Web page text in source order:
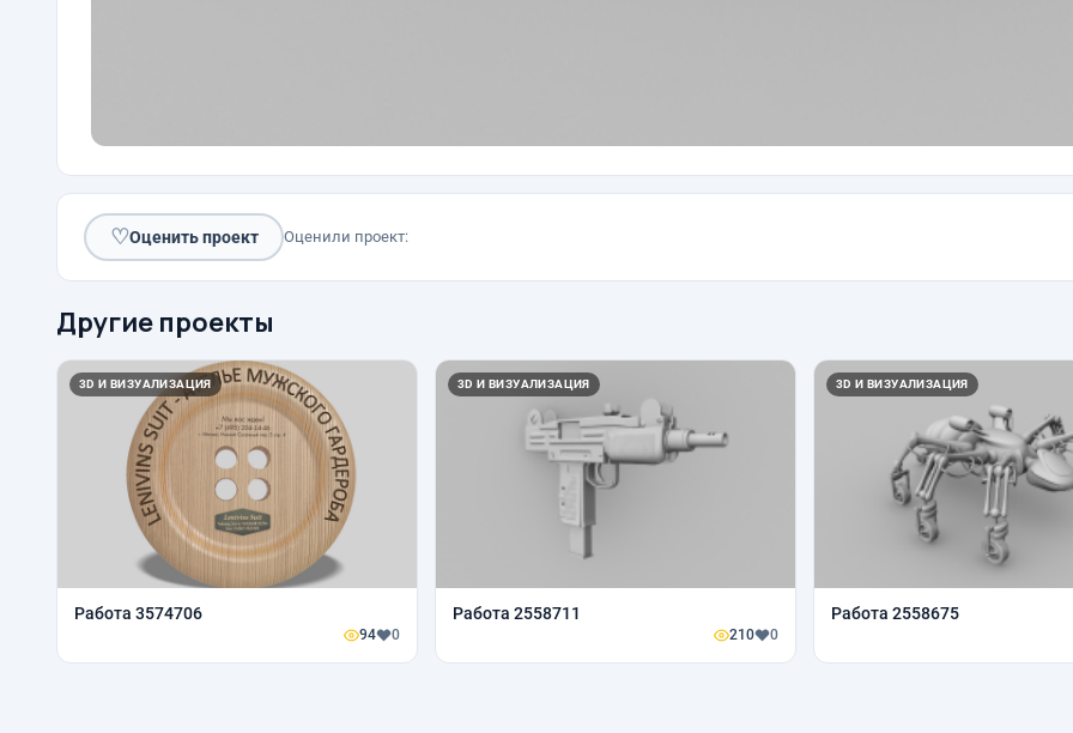
♡Оценить проект Оценили проект:
Другие проекты
3D И ВИЗУАЛИЗАЦИЯ
Работа 3574706
94 0
3D И ВИЗУАЛИЗАЦИЯ
Работа 2558711
210 0
3D И ВИЗУАЛИЗАЦИЯ
Работа 2558675